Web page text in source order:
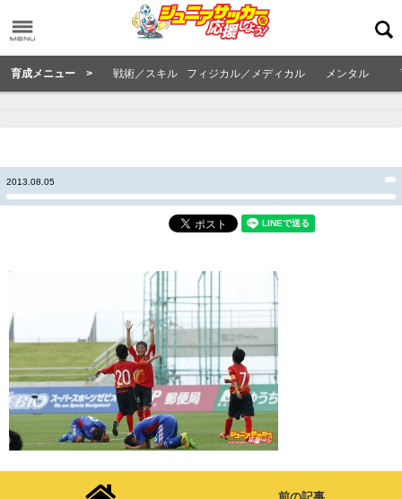
育成メニュー > 戦術／スキル フィジカル／メディカル メンタル
2013.08.05